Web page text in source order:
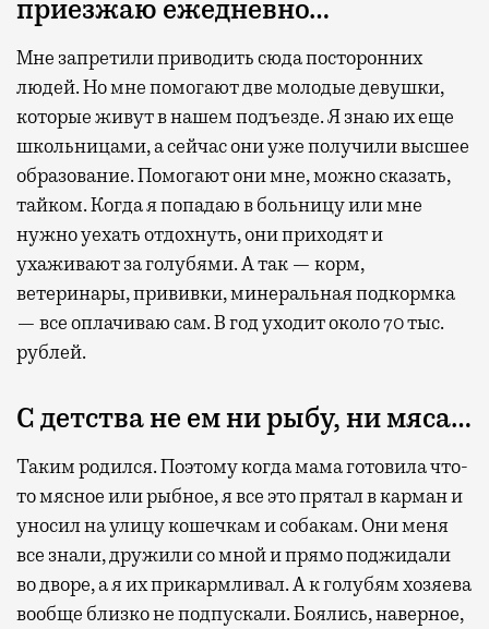
приезжаю ежедневно…
Мне запретили приводить сюда посторонних
людей. Но мне помогают две молодые девушки,
которые живут в нашем подъезде. Я знаю их еще
школьницами, а сейчас они уже получили высшее
образование. Помогают они мне, можно сказать,
тайком. Когда я попадаю в больницу или мне
нужно уехать отдохнуть, они приходят и
ухаживают за голубями. А так — корм,
ветеринары, прививки, минеральная подкормка
— все оплачиваю сам. В год уходит около 70 тыс.
рублей.
С детства не ем ни рыбу, ни мяса…
Таким родился. Поэтому когда мама готовила что-
то мясное или рыбное, я все это прятал в карман и
уносил на улицу кошечкам и собакам. Они меня
все знали, дружили со мной и прямо поджидали
во дворе, а я их прикармливал. А к голубям хозяева
вообще близко не подпускали. Боялись, наверное,